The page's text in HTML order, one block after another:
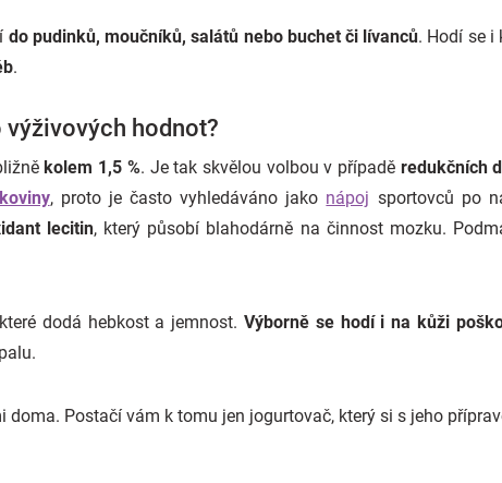
do pudinků, moučníků, salátů nebo buchet či lívanců. Hodí se i
.
hodnot?
kolem 1,5 %. Je tak skvělou volbou v případěredukčních
, proto je často vyhledáváno jako nápoj sportovců po
lecitin, který působí blahodárně na činnost mozku.
dodá hebkost a jemnost. Výborně se hodí i na kůži
Postačí vám k tomu jen jogurtovač, který si s jeho